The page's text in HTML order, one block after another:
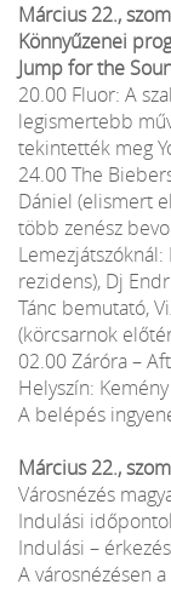
Március 22.,
Könnyűzenei
Jump for the
20.00 Fluor: A
legismertebb
tekintették meg
24.00 The
Dániel (elismert
több zenész
rezidens), Dj
Tánc bemutató,
(körcsarnok
02.00 Záróra –
Helyszín:
A belépés
Március 22.,
Városnézés
Indulási
Indulási –
A városnézésen